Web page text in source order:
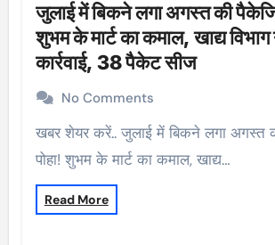
जुलाई में बिकने लगा अगस्त की
शुभम के मार्ट का कमाल, खाद्य
कार्रवाई, 38 पैकेट सीज
No Comments
खबर शेयर करें.. जुलाई में बिकने लगा अगस्त की पैकेजिंग वाला
पोहा! शुभम के मार्ट का कमाल, खाद्य…
Read More